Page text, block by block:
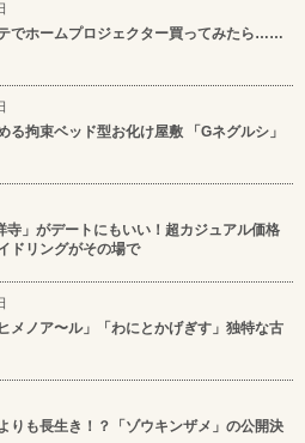
でホームプロジェクター買ってみたら……
る拘束ベッド型お化け屋敷 「Gネグルシ」
寺」がデートにもいい！超カジュアル価格
ドリングがその場で
メノア〜ル」「わにとかげぎす」独特な古
りも長生き！？「ゾウキンザメ」の公開決